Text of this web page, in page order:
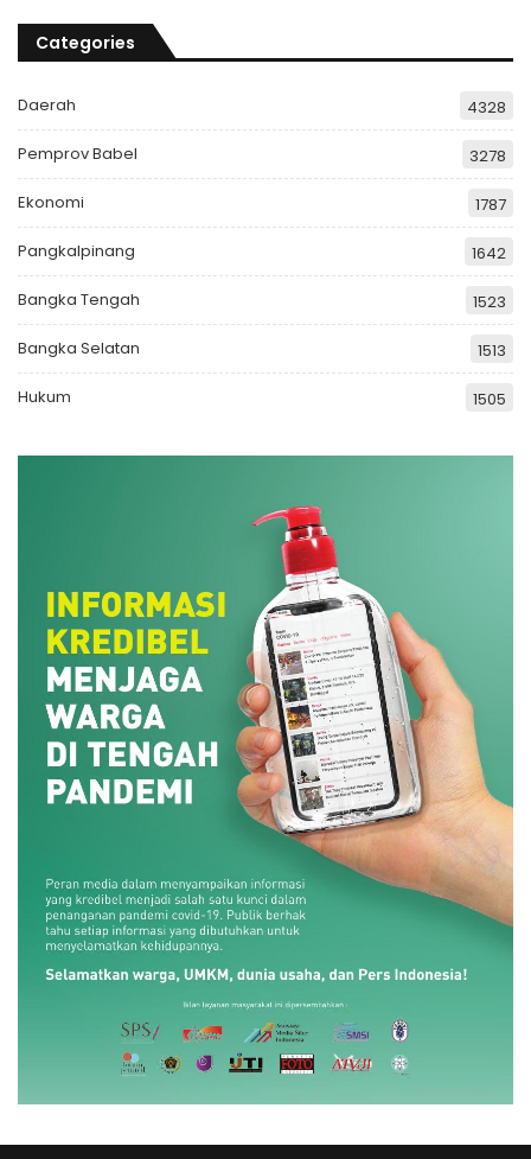
Categories
Daerah 4328
Pemprov Babel 3278
Ekonomi 1787
Pangkalpinang 1642
Bangka Tengah 1523
Bangka Selatan 1513
Hukum 1505